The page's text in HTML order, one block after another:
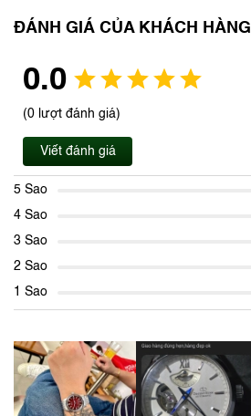
ĐÁNH GIÁ CỦA KHÁCH HÀNG
0.0
(0 lượt đánh giá)
Viết đánh giá
5 Sao
4 Sao
3 Sao
2 Sao
1 Sao